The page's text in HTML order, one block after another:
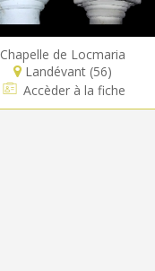
Chapelle de Locmaria
Landévant (56)
Accèder à la fiche